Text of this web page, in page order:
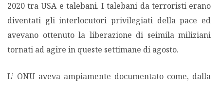
2020 tra USA e talebani. I talebani da terroristi erano
diventati gli interlocutori privilegiati della pace ed
avevano ottenuto la liberazione di seimila miliziani
tornati ad agire in queste settimane di agosto.
L’ ONU aveva ampiamente documentato come, dalla